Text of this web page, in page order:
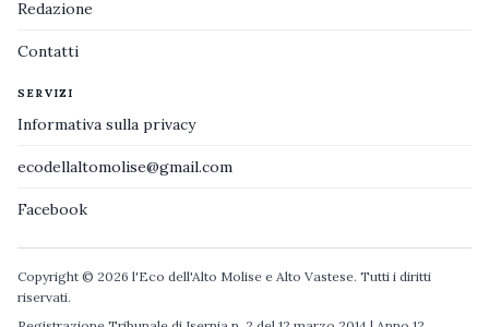
Redazione
Contatti
SERVIZI
Informativa sulla privacy
ecodellaltomolise@gmail.com
Facebook
Copyright © 2026 l'Eco dell'Alto Molise e Alto Vastese. Tutti i diritti
riservati.